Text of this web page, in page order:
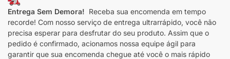
Entrega Sem Demora! Receba sua encomenda em tempo
recorde! Com nosso serviço de entrega ultrarrápido, você não
precisa esperar para desfrutar do seu produto. Assim que o
pedido é confirmado, acionamos nossa equipe ágil para
garantir que sua encomenda chegue até você o mais rápido